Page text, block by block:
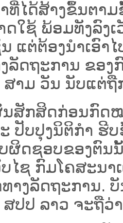
ທີ່ໄດ້ສ້າງຂຶ້ນຕາ
ດໃຊ້ ພ້ອມທັງລົງ
ແຕ່ຕ້ອງນໍາເອົາ
ລັດ​ຖະ​ການ​ ຂອ
າມ ວັນ ນັບແຕ່ຖື
ສັກ​ສິດ​ກ່ອນ​ກົດ​ໝ
ປັບ​ປຸງນິ​ຕິ​ກຳ ຮີ
ຜິດຊອບຂອງຕົນ
ບໄຊ​ ກົມໂຄສະນ
າງລັດຖະການ.
ສປ​ປ ລາວ ​ຈະຖື​